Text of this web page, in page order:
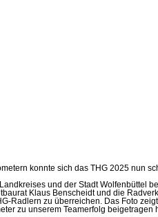
konnte sich das THG 2025 nun
und der Stadt
Klaus Benscheidt und die
zu überreichen. Das Foto
zu unserem Teamerfolg